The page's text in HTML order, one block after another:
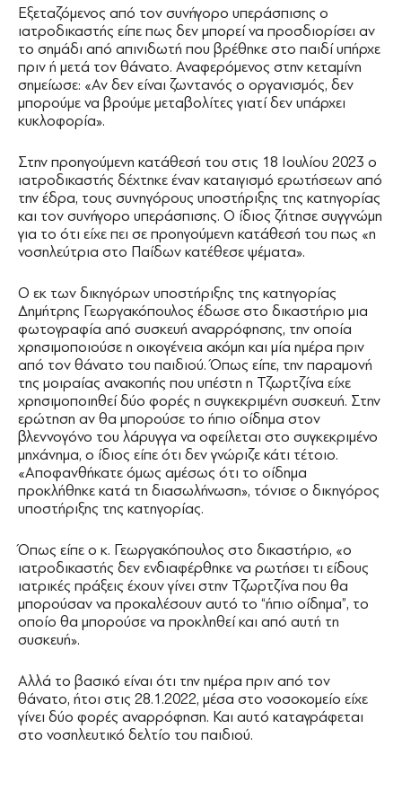
Εξεταζόμενος από τον συνήγορο υπεράσπισης ο
ιατροδικαστής είπε πως δεν μπορεί να προσδιορίσει αν
το σημάδι από απινιδωτή που βρέθηκε στο παιδί υπήρχε
πριν ή μετά τον θάνατο. Αναφερόμενος στην κεταμίνη
σημείωσε: «Αν δεν είναι ζωντανός ο οργανισμός, δεν
μπορούμε να βρούμε μεταβολίτες γιατί δεν υπάρχει
κυκλοφορία».
Στην προηγούμενη κατάθεσή του στις 18 Ιουλίου 2023 ο
ιατροδικαστής δέχτηκε έναν καταιγισμό ερωτήσεων από
την έδρα, τους συνηγόρους υποστήριξης της κατηγορίας
και τον συνήγορο υπεράσπισης. Ο ίδιος ζήτησε συγγνώμη
για το ότι είχε πει σε προηγούμενη κατάθεσή του πως «η
νοσηλεύτρια στο Παίδων κατέθεσε ψέματα».
Ο εκ των δικηγόρων υποστήριξης της κατηγορίας
Δημήτρης Γεωργακόπουλος έδωσε στο δικαστήριο μια
φωτογραφία από συσκευή αναρρόφησης, την οποία
χρησιμοποιούσε η οικογένεια ακόμη και μία ημέρα πριν
από τον θάνατο του παιδιού. Όπως είπε, την παραμονή
της μοιραίας ανακοπής που υπέστη η Τζωρτζίνα είχε
χρησιμοποιηθεί δύο φορές η συγκεκριμένη συσκευή. Στην
ερώτηση αν θα μπορούσε το ήπιο οίδημα στον
βλεννογόνο του λάρυγγα να οφείλεται στο συγκεκριμένο
μηχάνημα, ο ίδιος είπε ότι δεν γνώριζε κάτι τέτοιο.
«Αποφανθήκατε όμως αμέσως ότι το οίδημα
προκλήθηκε κατά τη διασωλήνωση», τόνισε ο δικηγόρος
υποστήριξης της κατηγορίας.
Όπως είπε ο κ. Γεωργακόπουλος στο δικαστήριο, «ο
ιατροδικαστής δεν ενδιαφέρθηκε να ρωτήσει τι είδους
ιατρικές πράξεις έχουν γίνει στην Τζωρτζίνα που θα
μπορούσαν να προκαλέσουν αυτό το “ήπιο οίδημα”, το
οποίο θα μπορούσε να προκληθεί και από αυτή τη
συσκευή».
Αλλά το βασικό είναι ότι την ημέρα πριν από τον
θάνατο, ήτοι στις 28.1.2022, μέσα στο νοσοκομείο είχε
γίνει δύο φορές αναρρόφηση. Και αυτό καταγράφεται
στο νοσηλευτικό δελτίο του παιδιού.